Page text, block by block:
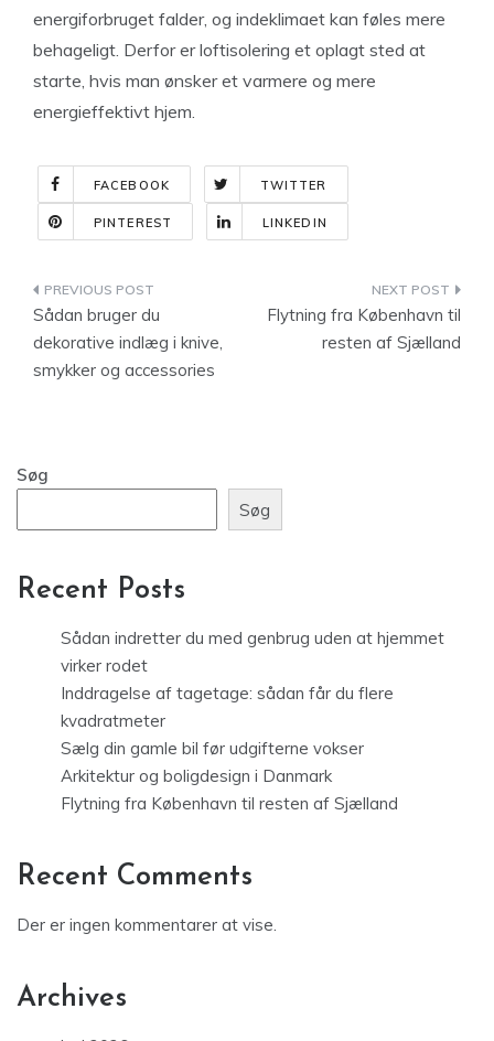
energiforbruget falder, og indeklimaet kan føles mere
behageligt. Derfor er loftisolering et oplagt sted at
starte, hvis man ønsker et varmere og mere
energieffektivt hjem.
FACEBOOK TWITTER
PINTEREST LINKEDIN
Indlægsnavigation
Sådan bruger du
dekorative indlæg i knive,
smykker og accessories
Flytning fra København til
resten af Sjælland
Søg
Søg
Recent Posts
Sådan indretter du med genbrug uden at hjemmet
virker rodet
Inddragelse af tagetage: sådan får du flere
kvadratmeter
Sælg din gamle bil før udgifterne vokser
Arkitektur og boligdesign i Danmark
Flytning fra København til resten af Sjælland
Recent Comments
Der er ingen kommentarer at vise.
Archives